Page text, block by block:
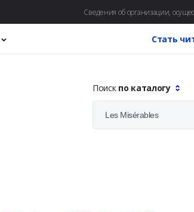
Сведения об организации,
Стать
Поиск по каталогу